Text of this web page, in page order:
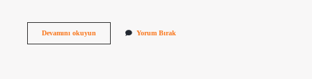
Devamını okuyunMc
Yorum Bırak